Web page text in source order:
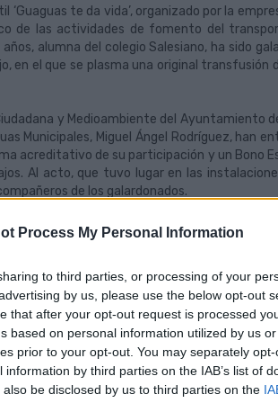
Process My Personal Information
to third parties, or processing of your
by us, please use the below opt-out
that after your opt-out request is processed
based on personal information utilized by us
prior to your opt-out. You may separately
by third parties on the IAB’s list of
be disclosed by us to third parties on the
‘Guaguas te da vida’, organizado por la
de las actividades de fomento del
alumna del colegio Salesiano, ha sido
en el que se plasma una original transfusión
y Medioambiente del Ayuntamiento
Municipales, Miguel Ángel Rodríguez, han
acreditativo de su participación y un Bono
Al acto, que tuvo lugar en las
de los galardonados.
más de un millar de trabajos –un
destinado a niños de entre 3 y 12 años, a
del transporte público en la ciudad y su
participantes de Educación Infantil, el
de cinco años, del Atlantic Schools
del transporte público sostenible,
González Trujillo, de cuatro años, quien
juntos’. El tercer puesto de esta